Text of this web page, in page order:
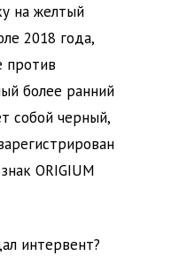
на желтый
2018 года,
против
более ранний
собой черный,
ORIGIUM
интервент?